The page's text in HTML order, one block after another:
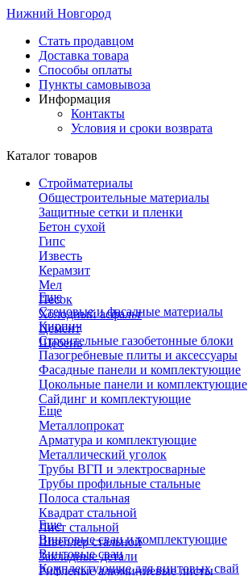
Нижний Новгород
Стать продавцом
Доставка товара
Способы оплаты
Пункты самовывоза
Информация
Контакты
Условия и сроки возврата
Каталог товаров
Стройматериалы
Общестроительные материалы
Защитные сетки и пленки
Бетон сухой
Гипс
Известь
Керамзит
Мел
Песок
Холодный асфальт
Цемент
Щебень
Еще
Стеновые и фасадные материалы
Кирпич
Строительные газобетонные блоки
Пазогребневые плиты и аксессуары
Фасадные панели и комплектующие
Цокольные панели и комплектующие
Сайдинг и комплектующие
Еще
Металлопрокат
Арматура и комплектующие
Металлический уголок
Трубы ВГП и электросварные
Трубы профильные стальные
Полоса стальная
Квадрат стальной
Лист стальной
Швеллер стальной
Закладные детали
Рифленые алюминиевые листы
Еще
Винтовые сваи и комплектующие
Винтовые сваи
Комплектующие для винтовых свай